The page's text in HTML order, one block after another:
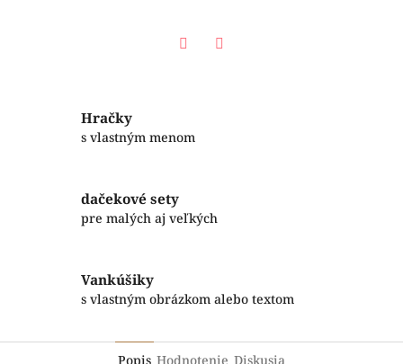
Hračky
s vlastným menom
dačekové sety
pre malých aj veľkých
Vankúšiky
s vlastným obrázkom alebo textom
Popis Hodnotenie Diskusia